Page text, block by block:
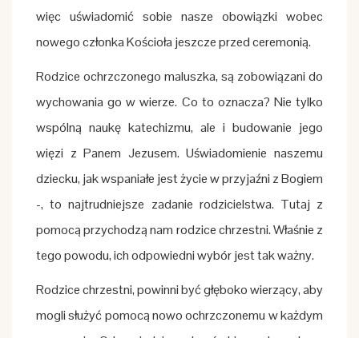
więc uświadomić sobie nasze obowiązki wobec
nowego członka Kościoła jeszcze przed ceremonią.
Rodzice ochrzczonego maluszka, są zobowiązani do
wychowania go w wierze. Co to oznacza? Nie tylko
wspólną naukę katechizmu, ale i budowanie jego
więzi z Panem Jezusem. Uświadomienie naszemu
dziecku, jak wspaniałe jest życie w przyjaźni z Bogiem
-, to najtrudniejsze zadanie rodzicielstwa. Tutaj z
pomocą przychodzą nam rodzice chrzestni. Właśnie z
tego powodu, ich odpowiedni wybór jest tak ważny.
Rodzice chrzestni, powinni być głęboko wierzący, aby
mogli służyć pomocą nowo ochrzczonemu w każdym